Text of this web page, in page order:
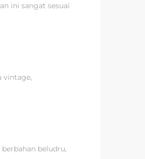
ini sangat sesuai
vintage,
beludru,